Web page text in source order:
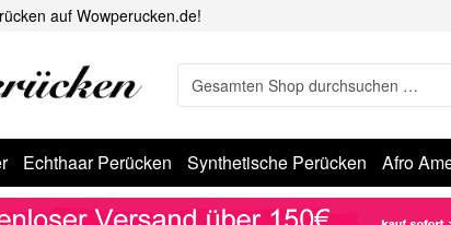
auf Wowperucken.de!
Echthaar Perücken Synthetische Perücken Afro